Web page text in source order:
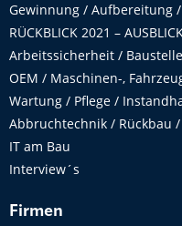
Gewinnung / Aufbereitung
RÜCKBLICK 2021 –
Arbeitssicherheit /
OEM / Maschinen-,
Wartung / Pflege /
Abbruchtechnik / Rückbau /
IT am Bau
Interview´s
Firmen